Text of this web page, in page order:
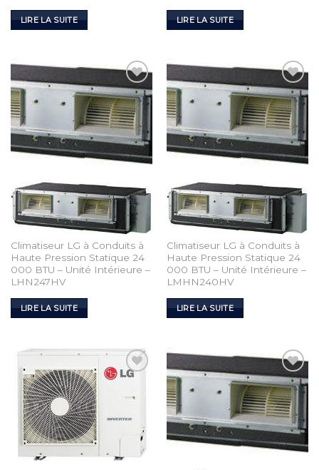
LIRE LA SUITE LIRE LA SUITE
Add to
Wishlist
Climatiseur LG à Conduits à
Haute Pression Statique 24
000 BTU – Unité Intérieure –
LHN247HV
LIRE LA SUITE
Add to
Wishlist
Climatiseur LG à Conduits à
Haute Pression Statique 24
000 BTU – Unité Intérieure –
LMHN240HV
LIRE LA SUITE
Add to
Wishlist